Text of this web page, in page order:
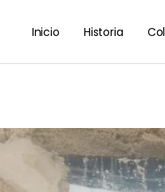
Inicio Historia